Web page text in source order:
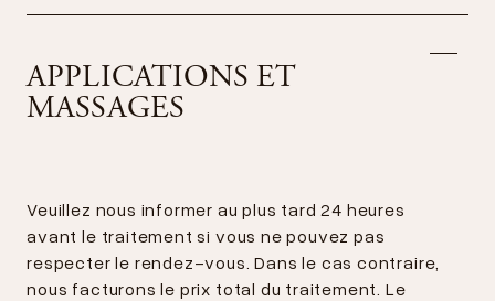
APPLICATIONS ET
MASSAGES
Veuillez nous informer au plus tard 24 heures
avant le traitement si vous ne pouvez pas
respecter le rendez-vous. Dans le cas contraire,
nous facturons le prix total du traitement. Le